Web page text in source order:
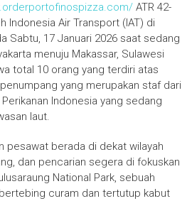
ATR 42-
Indonesia Air Transport (IAT) di
Sabtu, 17 Januari 2026 saat sedang
menuju Makassar, Sulawesi
total 10 orang yang terdiri atas
yang merupakan staf dari
Indonesia yang sedang
laut.
pesawat berada di dekat wilayah
dan pencarian segera di fokuskan
National Park, sebuah
curam dan tertutup kabut